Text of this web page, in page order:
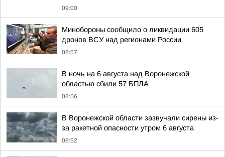
09:00
Минобороны сообщило о ликвидации 605
дронов ВСУ над регионами России
08:57
В ночь на 6 августа над Воронежской
областью сбили 57 БПЛА
08:56
В Воронежской области зазвучали сирены из-
за ракетной опасности утром 6 августа
08:52